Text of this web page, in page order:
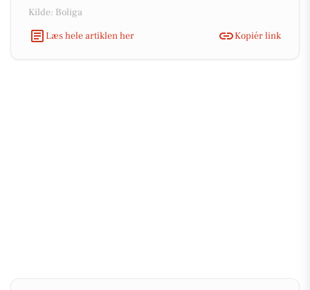
Kilde: Boliga
Læs hele artiklen her
Kopiér link